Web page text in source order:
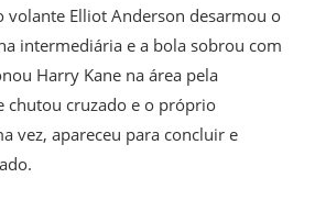
volante Elliot Anderson desarmou o
intermediária e a bola sobrou com
Harry Kane na área pela
chutou cruzado e o próprio
vez, apareceu para concluir e